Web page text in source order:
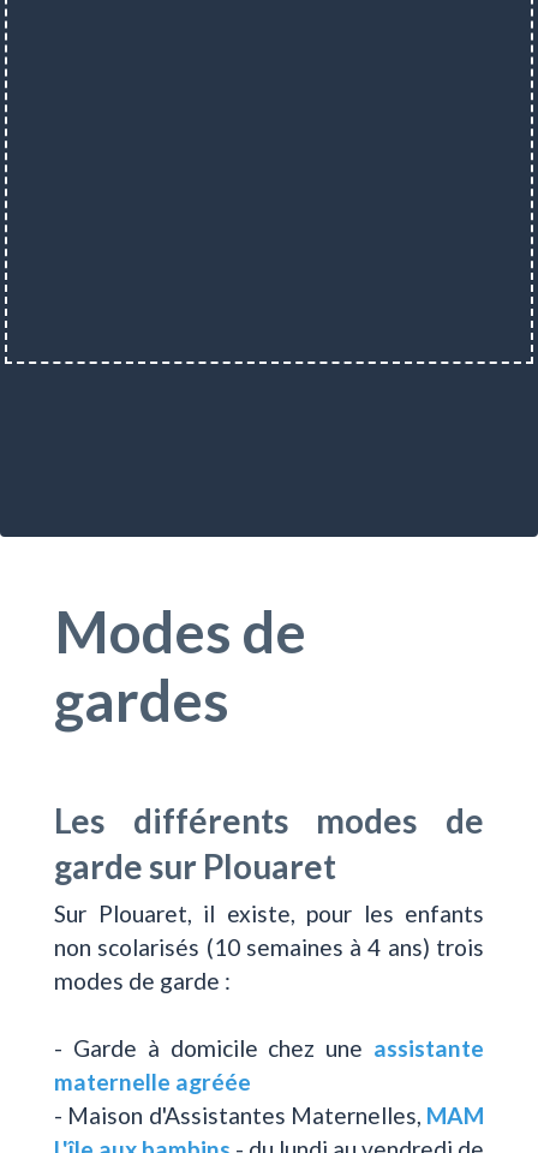
Modes de
gardes
Les différents modes de
garde sur Plouaret
Sur Plouaret, il existe, pour les enfants
non scolarisés (10 semaines à 4 ans) trois
modes de garde :
- Garde à domicile chez une assistante
maternelle agréée
- Maison d'Assistantes Maternelles, MAM